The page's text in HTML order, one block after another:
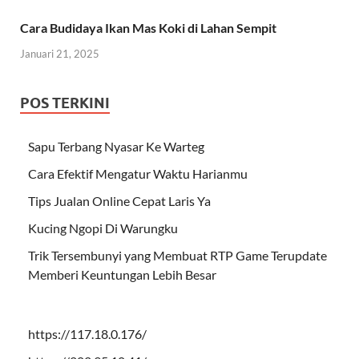
Cara Budidaya Ikan Mas Koki di Lahan Sempit
Januari 21, 2025
POS TERKINI
Sapu Terbang Nyasar Ke Warteg
Cara Efektif Mengatur Waktu Harianmu
Tips Jualan Online Cepat Laris Ya
Kucing Ngopi Di Warungku
Trik Tersembunyi yang Membuat RTP Game Terupdate
Memberi Keuntungan Lebih Besar
https://117.18.0.176/